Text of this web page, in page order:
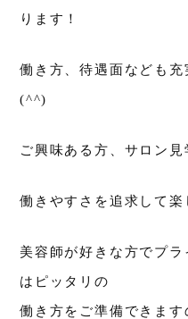
ります！
働き方、待遇面なども
(^^)
ご興味ある方、サロン
働きやすさを追求して楽
美容師が好きな方でプ
はピッタリの
働き方をご準備できま